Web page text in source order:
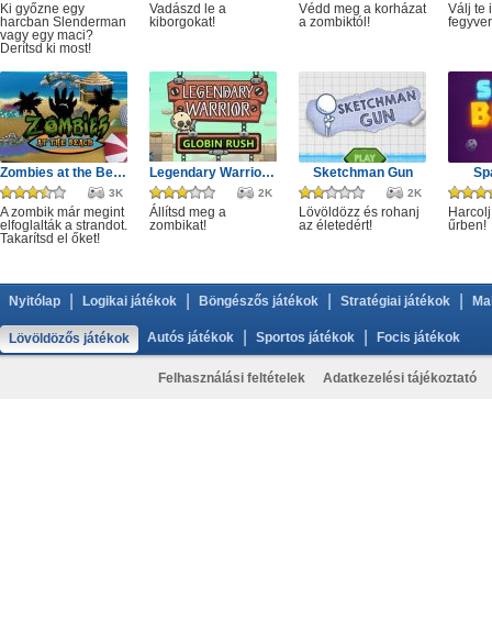
Ki győzne egy
harcban Slenderman
vagy egy maci?
Derítsd ki most!
Vadászd le a
kiborgokat!
Védd meg a korházat
a zombiktól!
Válj te
Zombies at the Beach
3K
A zombik már megint
elfoglalták a strandot.
Takarítsd el őket!
Legendary Warrior GR
2K
Állítsd meg a
zombikat!
Sketchman Gun
2K
Lövöldözz és rohanj
az életedért!
űrben!
Nyitólap Logikai játékok Böngészős játékok Stratégiai játékok
Lövöldözős játékok Autós játékok Sportos játékok Focis játékok
Felhasználási feltételek Adatkezelési tájékoztató